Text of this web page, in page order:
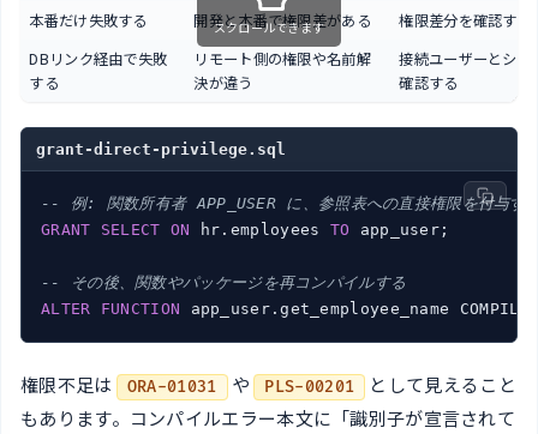
本番だけ失敗する
開発と本番で権限差がある
権限差分を確認する
DBリンク経由で失敗
する
リモート側の権限や名前解
決が違う
接続ユーザーとシノ
確認する
スクロールできます
grant-direct-privilege.sql
-- 例: 関数所有者 APP_USER に、参照表への直接権限を付与す
GRANT
SELECT ON hr.employees TO app_user;
-- その後、関数やパッケージを再コンパイルする
ALTER
FUNCTION app_user.get_employee_name
権限不足は ORA-01031 や PLS-00201
として見えること
もあります。コンパイルエラー本文に「識別子が宣言されて